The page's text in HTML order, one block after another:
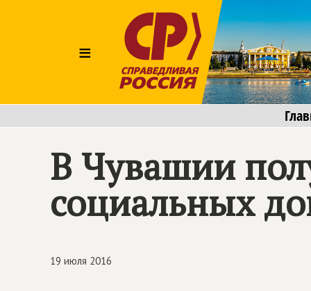
≡
В Чувашии
социальных
19 июля 2016